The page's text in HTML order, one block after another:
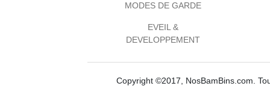
MODES DE GARDE
EVEIL &
DEVELOPPEMENT
Copyright ©2017, NosBamBins.com.